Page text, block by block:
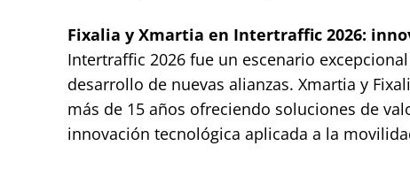
Fixalia y Xmartia en Intertraffic 2026:
Intertraffic 2026 fue un escenario
desarrollo de nuevas alianzas. Xmartia y
más de 15 años ofreciendo soluciones de
innovación tecnológica aplicada a la